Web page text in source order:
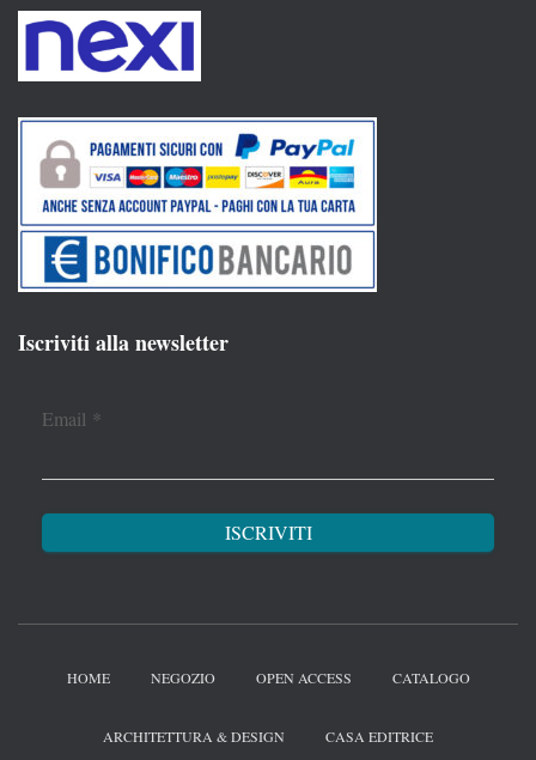
Iscriviti alla newsletter
Email *
HOME NEGOZIO OPEN ACCESS CATALOGO
ARCHITETTURA & DESIGN CASA EDITRICE